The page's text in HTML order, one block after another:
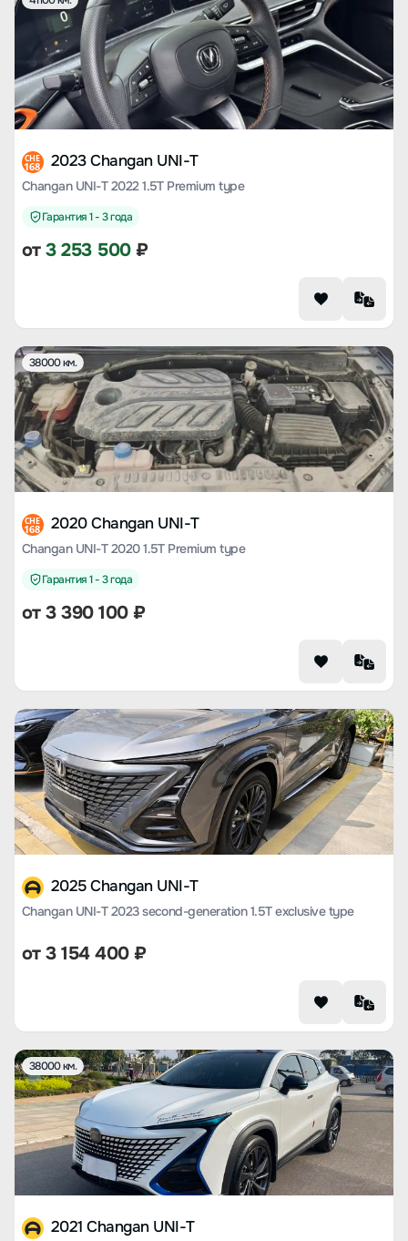
CHE
168 2023 Changan UNI-T
Changan UNI-T 2022 1.5T Premium type
Гарантия 1 - 3 года
от3 253 500₽
38000 км.
CHE
168 2020 Changan UNI-T
Changan UNI-T 2020 1.5T Premium type
Гарантия 1 - 3 года
от3 390 100₽
2025 Changan UNI-T
Changan UNI-T 2023 second-generation 1.5T exclusive type
от3 154 400₽
38000 км.
2021 Changan UNI-T